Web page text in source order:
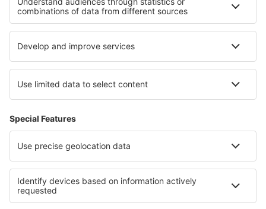
Cazare pe Coasta Galiciei Cazare in Lanzarote
Cazare in Costa Barcelona
Cazare pe Plaja Diani Cazare in Paznaun